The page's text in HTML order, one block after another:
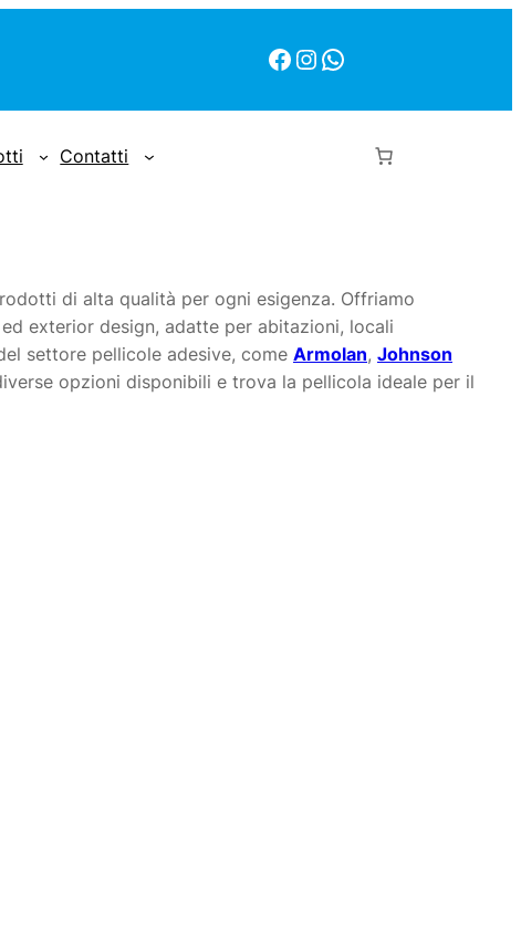
Facebook Instagram WhatsApp
Contatti
di alta qualità per ogni esigenza. Offriamo
exterior design, adatte per abitazioni, locali
settore pellicole adesive, come Armolan, Johnson
opzioni disponibili e trova la pellicola ideale per il